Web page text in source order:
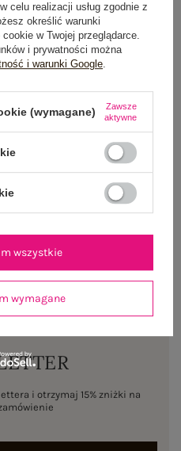
,dół,lewo,col
i otrzymaj 15% zniżki na
celu realizacji usług zgodnie z
określić warunki
w Twojej przeglądarce.
i prywatności można
i warunki Google.
(wymagane)
Zawsze
aktywne
wymagane
wszystkie